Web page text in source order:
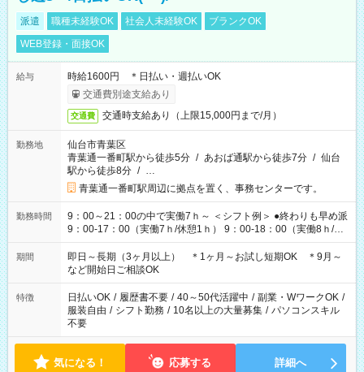
派遣 職種未経験OK 社会人未経験OK
ブランクOK
WEB登録・面接OK
給与
時給1600円 ＊日払い・週払いOK
交通費別途支給あり
交通費 交通時支給あり（上限15,000円まで/月）
勤務地
仙台市青葉区
青葉通一番町駅から徒歩5分 / あおば通駅から徒歩7分 / 仙台
駅から徒歩8分 / …
青葉通一番町駅周辺に拠点を置く、事務センターです。
勤務時間
9：00～21：00の中で実働7ｈ～ ＜シフト例＞ ●終わりも早め派
9：00-17：00（実働7ｈ/休憩1ｈ） 9：00-18：00（実働8ｈ/休
憩1ｈ） 10：00-19：00（実働8ｈ/休憩1ｈ） ●朝ゆっくり派
11：00-20：00（実働8ｈ/休憩1ｈ） 12：00-20：00（実働7ｈ/
休憩1ｈ） 12：00-21：00（実働8ｈ/休憩1ｈ） 13：00-22：
00（実働8ｈ/休憩1ｈ） ＊時間帯固定OK
期間
即日～長期（3ヶ月以上） ＊1ヶ月～お試し短期OK ＊9月～
など開始日ご相談OK
特徴 日払いOK / 履歴書不要 / 40～50代活躍中 / 副業・WワークOK /
服装自由 / シフト勤務 / 10名以上の大量募集 / パソコンスキル
不要
気になる！ 応募する 詳細へ